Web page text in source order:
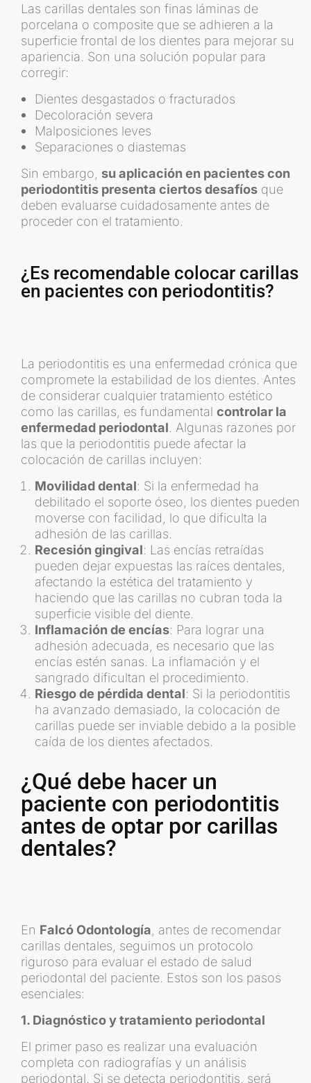
Las carillas dentales son finas láminas de
porcelana o composite que se adhieren a la
superficie frontal de los dientes para mejorar su
apariencia. Son una solución popular para
corregir:
Dientes desgastados o fracturados
Decoloración severa
Malposiciones leves
Separaciones o diastemas
Sin embargo, su aplicación en pacientes con
periodontitis presenta ciertos desafíos que
deben evaluarse cuidadosamente antes de
proceder con el tratamiento.
¿Es recomendable colocar carillas
en pacientes con periodontitis?
La periodontitis es una enfermedad crónica que
compromete la estabilidad de los dientes. Antes
de considerar cualquier tratamiento estético
como las carillas, es fundamental controlar la
enfermedad periodontal. Algunas razones por
las que la periodontitis puede afectar la
colocación de carillas incluyen:
Movilidad dental: Si la enfermedad ha
debilitado el soporte óseo, los dientes pueden
moverse con facilidad, lo que dificulta la
adhesión de las carillas.
Recesión gingival: Las encías retraídas
pueden dejar expuestas las raíces dentales,
afectando la estética del tratamiento y
haciendo que las carillas no cubran toda la
superficie visible del diente.
Inflamación de encías: Para lograr una
adhesión adecuada, es necesario que las
encías estén sanas. La inflamación y el
sangrado dificultan el procedimiento.
Riesgo de pérdida dental: Si la periodontitis
ha avanzado demasiado, la colocación de
carillas puede ser inviable debido a la posible
caída de los dientes afectados.
¿Qué debe hacer un
paciente con periodontitis
antes de optar por carillas
dentales?
En Falcó Odontología , antes de recomendar
carillas dentales, seguimos un protocolo
riguroso para evaluar el estado de salud
periodontal del paciente. Estos son los pasos
esenciales:
1. Diagnóstico y tratamiento periodontal
El primer paso es realizar una evaluación
completa con radiografías y un análisis
periodontal. Si se detecta periodontitis, será